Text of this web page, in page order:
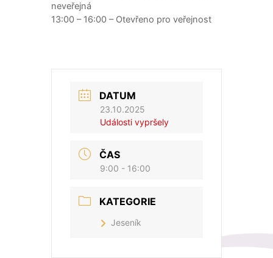
neveřejná
13:00 – 16:00 – Otevřeno pro veřejnost
DATUM
23.10.2025
Události vypršely
ČAS
9:00 - 16:00
KATEGORIE
Jeseník